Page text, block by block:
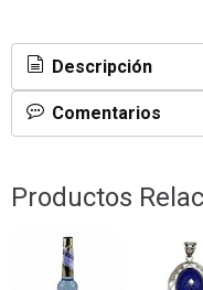
Descripción
Comentarios
Productos